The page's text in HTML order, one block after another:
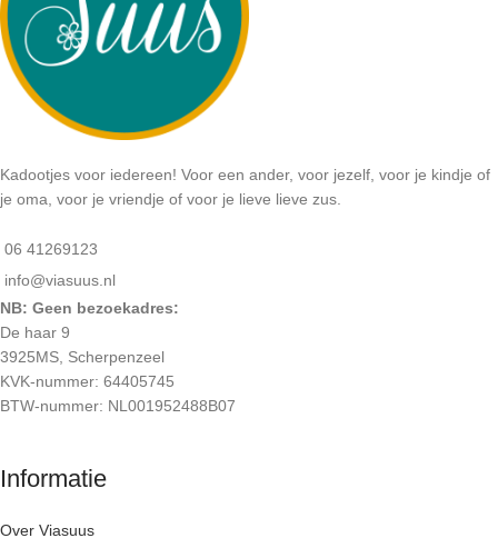
Kadootjes voor iedereen! Voor een ander, voor jezelf, voor je kindje of
je oma, voor je vriendje of voor je lieve lieve zus.
06 41269123
info@viasuus.nl
NB: Geen bezoekadres:
De haar 9
3925MS, Scherpenzeel
KVK-nummer: 64405745
BTW-nummer: NL001952488B07
Informatie
Over Viasuus